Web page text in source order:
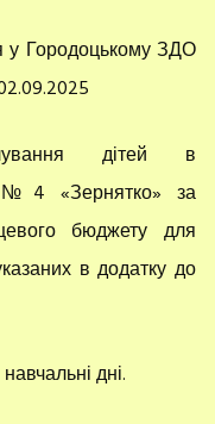
у Городоцькому ЗДО
дітей в
«Зернятко» за
бюджету для
в додатку до
дні.